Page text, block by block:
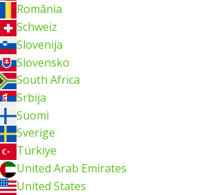
România
Schweiz
Slovenija
Slovensko
South Africa
Srbija
Suomi
Sverige
Türkiye
United Arab Emirates
United States